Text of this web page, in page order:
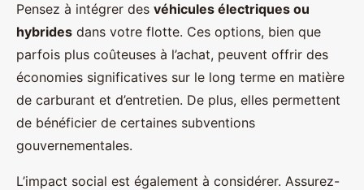
Pensez à intégrer des véhicules électriques ou
hybrides dans votre flotte. Ces options, bien que
parfois plus coûteuses à l’achat, peuvent offrir des
économies significatives sur le long terme en matière
de carburant et d’entretien. De plus, elles permettent
de bénéficier de certaines subventions
gouvernementales.
L’impact social est également à considérer. Assurez-